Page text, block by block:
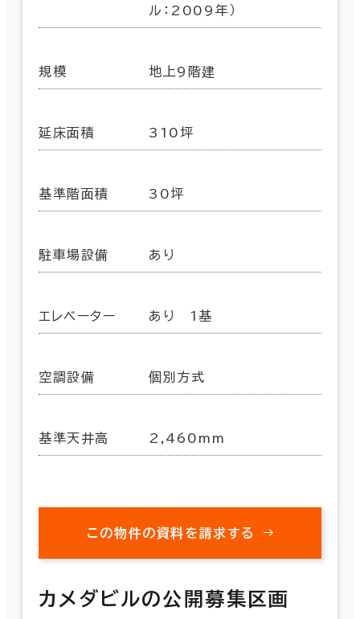
ル：2009年）
規模 地上9階建
延床面積 310坪
基準階面積 30坪
駐車場設備 あり
エレベーター あり 1基
空調設備 個別方式
基準天井高 2,460mm
この物件の資料を請求する
カメダビルの公開募集区画